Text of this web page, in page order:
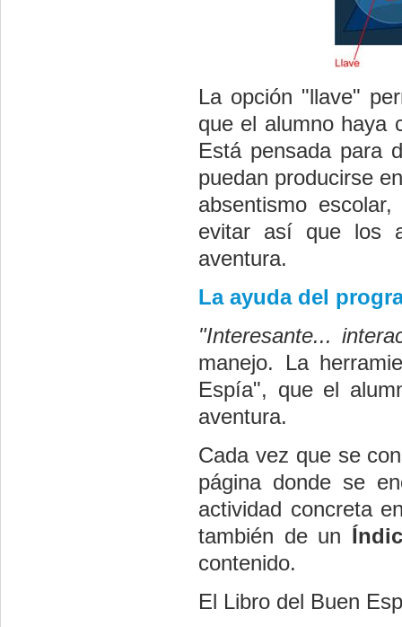
La opción "llave"
que el alumno haya
Está pensada para
puedan producirse
absentismo
evitar así que los
aventura.
La ayuda del
"Interesante...
manejo. La
Espía", que el
aventura.
Cada vez que se
página donde se
actividad concreta
también de un
contenido.
El Libro del Buen